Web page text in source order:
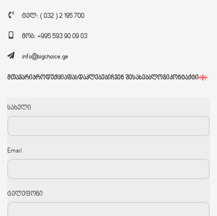
ტელ: ( 032 ) 2 195 700
მობ: +995 593 90 09 03
info@bigchoice.ge
ᲛᲗᲐᲕᲐᲠᲘᲞᲠᲝᲓᲣᲥᲪᲘᲐᲤᲐᲡᲓᲐᲙᲚᲔᲑᲔᲑᲘᲩᲕᲔᲜ ᲨᲔᲡᲐᲮᲔᲑᲑᲚᲝᲒᲘᲙᲝᲜᲢᲐᲥᲢᲘ
სახელი
Email
ტელეფონი